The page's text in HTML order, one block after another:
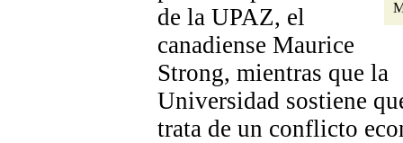
de la UPAZ, el
canadiense Maurice
Strong, mientras que la
Universidad sostiene
trata de un conflicto